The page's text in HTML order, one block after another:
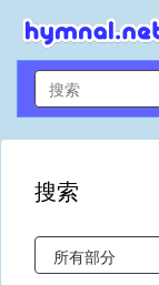
搜索